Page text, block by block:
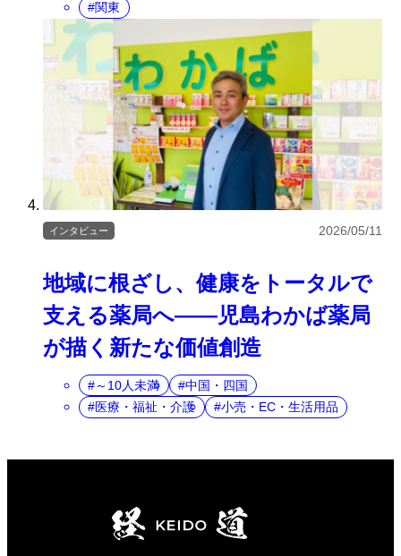
関東
地域に根ざし、健康をトータルで
支える薬局へ――児島わかば薬局
が描く新たな価値創造
インタビュー 2026/05/11
～10人未満
中国・四国
医療・福祉・介護
小売・EC・生活用品